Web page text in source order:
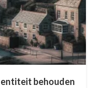
behouden